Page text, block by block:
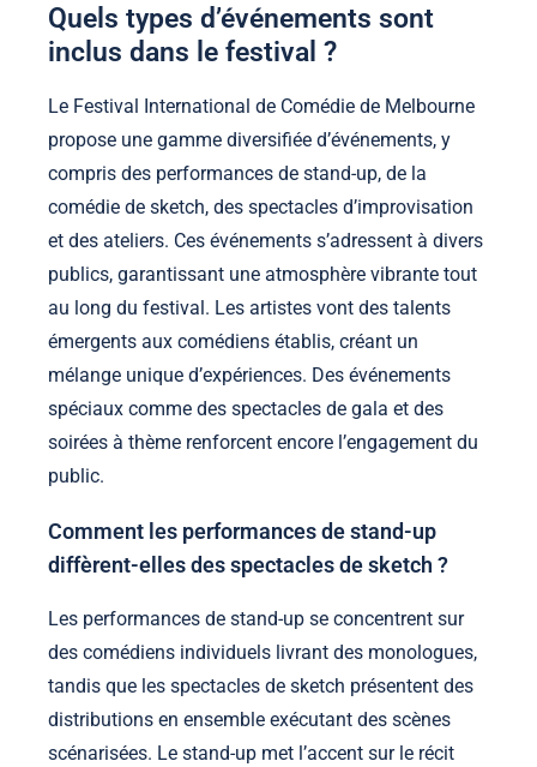
Quels types d’événements sont
inclus dans le festival ?
Le Festival International de Comédie de Melbourne
propose une gamme diversifiée d’événements, y
compris des performances de stand-up, de la
comédie de sketch, des spectacles d’improvisation
et des ateliers. Ces événements s’adressent à divers
publics, garantissant une atmosphère vibrante tout
au long du festival. Les artistes vont des talents
émergents aux comédiens établis, créant un
mélange unique d’expériences. Des événements
spéciaux comme des spectacles de gala et des
soirées à thème renforcent encore l’engagement du
public.
Comment les performances de stand-up
diffèrent-elles des spectacles de sketch ?
Les performances de stand-up se concentrent sur
des comédiens individuels livrant des monologues,
tandis que les spectacles de sketch présentent des
distributions en ensemble exécutant des scènes
scénarisées. Le stand-up met l’accent sur le récit